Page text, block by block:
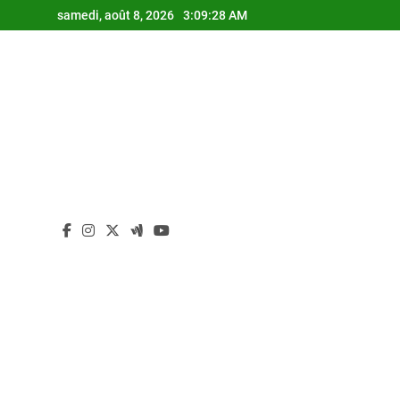
to
samedi, août 8, 2026 3:09:29 AM